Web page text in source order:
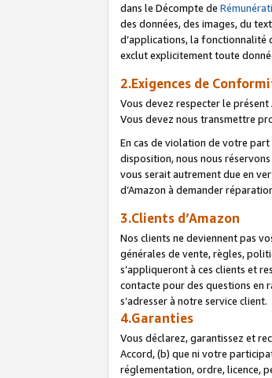
dans le Décompte de
des données, des images, du
d’applications, la fonctionnalité
exclut explicitement toute
2.Exigences de
Vous devez respecter le
Vous devez nous transmettre
En cas de violation de votre
disposition, nous nous
vous serait autrement due en
d’Amazon à demander
3.Clients d’Amazon
Nos clients ne deviennent pas
générales de vente, règles,
s’appliqueront à ces clients et
contacte pour des questions en
s’adresser à notre service client.
4.Garanties
Vous déclarez, garantissez et
Accord, (b) que ni votre
réglementation, ordre, licence,